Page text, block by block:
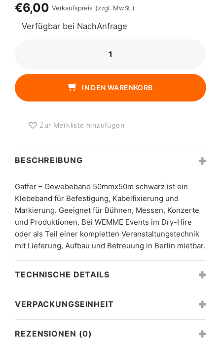
€6,00Verkaufspreis (zzgl. MwSt.)
Verfügbar bei NachAnfrage
50MMX50M
SCHWARZ
IN DEN WARENKORB
Zur Merkliste hinzufügen
BESCHREIBUNG
Gaffer – Gewebeband 50mmx50m schwarz ist ein
Klebeband für Befestigung, Kabelfixierung und
Markierung. Geeignet für Bühnen, Messen, Konzerte
und Produktionen. Bei WEMME Events im Dry-Hire
oder als Teil einer kompletten Veranstaltungstechnik
mit Lieferung, Aufbau und Betreuung in Berlin mietbar.
TECHNISCHE DETAILS
VERPACKUNGSEINHEIT
REZENSIONEN (0)